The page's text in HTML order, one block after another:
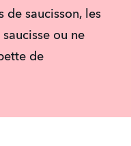
de saucisson, les
ou ne
de